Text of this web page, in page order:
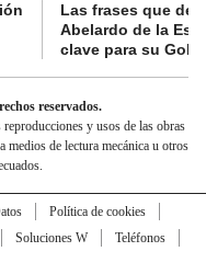
Las frases que
Abelardo de la
clave para su
reservados.
y usos de las obras
medios de lectura mecánica u otros
Política de cookies
Soluciones W
Teléfonos